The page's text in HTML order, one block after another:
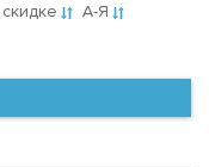
скидке
А-Я